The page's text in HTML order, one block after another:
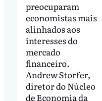
preocuparam
economistas mais
alinhados aos
interesses do
mercado
financeiro.
Andrew Storfer,
diretor do Núcleo
de Economia da